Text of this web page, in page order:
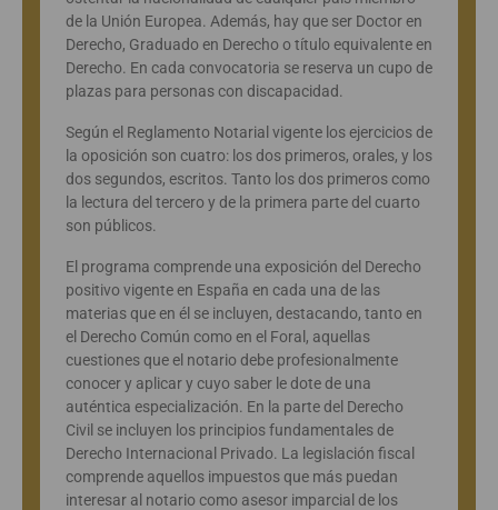
de la Unión Europea. Además, hay que ser Doctor en
Derecho, Graduado en Derecho o título equivalente en
Derecho. En cada convocatoria se reserva un cupo de
plazas para personas con discapacidad.
Según el Reglamento Notarial vigente los ejercicios de
la oposición son cuatro: los dos primeros, orales, y los
dos segundos, escritos. Tanto los dos primeros como
la lectura del tercero y de la primera parte del cuarto
son públicos.
El programa comprende una exposición del Derecho
positivo vigente en España en cada una de las
materias que en él se incluyen, destacando, tanto en
el Derecho Común como en el Foral, aquellas
cuestiones que el notario debe profesionalmente
conocer y aplicar y cuyo saber le dote de una
auténtica especialización. En la parte del Derecho
Civil se incluyen los principios fundamentales de
Derecho Internacional Privado. La legislación fiscal
comprende aquellos impuestos que más puedan
interesar al notario como asesor imparcial de los